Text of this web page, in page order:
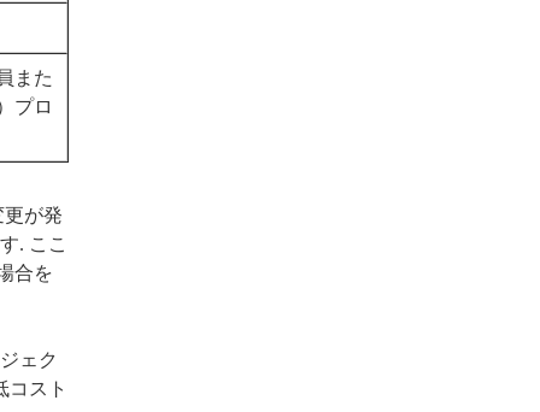
また
プロ
が発
. ここ
合を
ェク
コスト